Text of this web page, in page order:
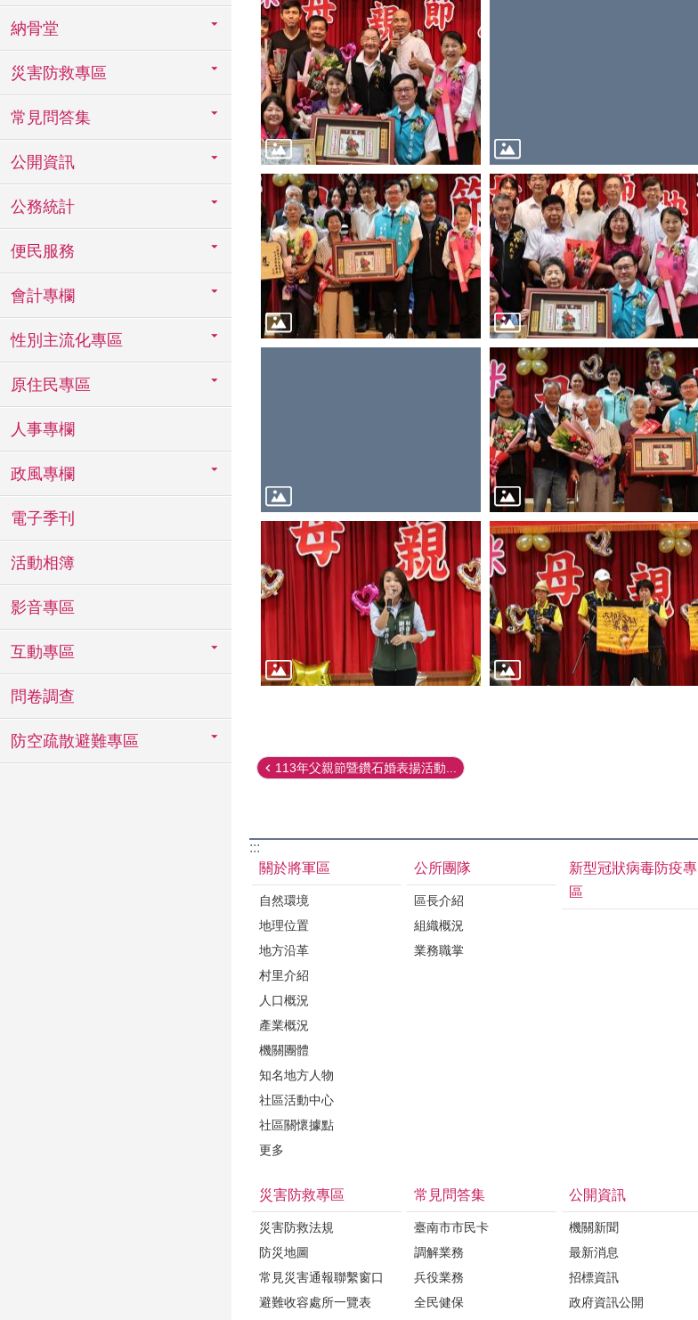
納骨堂
災害防救專區
常見問答集
公開資訊
公務統計
便民服務
會計專欄
性別主流化專區
原住民專區
人事專欄
政風專欄
電子季刊
活動相簿
影音專區
互動專區
問卷調查
防空疏散避難專區
113年父親節暨鑽石婚表揚活動...
:::
關於將軍區
自然環境
地理位置
地方沿革
村里介紹
人口概況
產業概況
機關團體
知名地方人物
社區活動中心
社區關懷據點
更多
公所團隊
區長介紹
組織概況
業務職掌
新型冠狀病毒防疫專
區
災害防救專區
災害防救法規
防災地圖
常見災害通報聯繫窗口
避難收容處所一覽表
常見問答集
臺南市市民卡
調解業務
兵役業務
全民健保
公開資訊
機關新聞
最新消息
招標資訊
政府資訊公開